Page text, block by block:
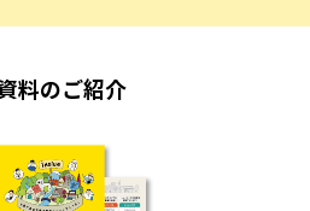
料のご紹介